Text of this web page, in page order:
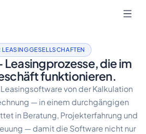
LEASINGGESELLSCHAFTEN
Leasingprozesse, die im
funktionieren.
von der Kalkulation
— in einem durchgängigen
in Beratung, Projekterfahrung und
— damit die Software nicht nur